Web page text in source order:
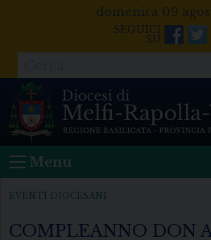
domenica 09
Menu
EVENTI DIOCESANI
COMPLEANNO DON